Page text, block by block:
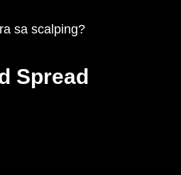
sa scalping?
Spread